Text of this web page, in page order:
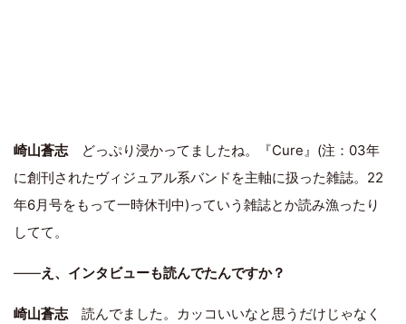
崎山蒼志どっぷり浸かってましたね。『Cure』(注：03年
に創刊されたヴィジュアル系バンドを主軸に扱った雑誌。22
年6月号をもって一時休刊中)っていう雑誌とか読み漁ったり
してて。
――え、インタビューも読んでたんですか？
崎山蒼志読んでました。カッコいいなと思うだけじゃなく